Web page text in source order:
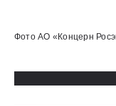
Использованные
Фото АО «Концерн